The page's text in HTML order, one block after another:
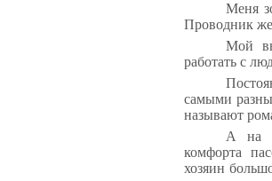
Меня
Проводник
Мой
работать с
самыми
называют
А на
комфорта
хозяин